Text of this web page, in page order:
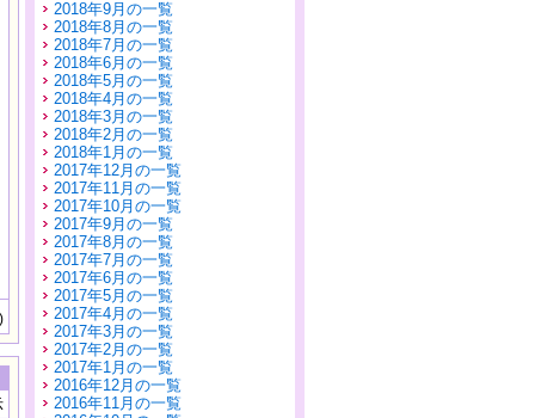
2018年9月の一覧
2018年8月の一覧
2018年7月の一覧
2018年6月の一覧
2018年5月の一覧
2018年4月の一覧
2018年3月の一覧
2018年2月の一覧
2018年1月の一覧
2017年12月の一覧
2017年11月の一覧
2017年10月の一覧
2017年9月の一覧
2017年8月の一覧
2017年7月の一覧
2017年6月の一覧
2017年5月の一覧
2017年4月の一覧
2017年3月の一覧
2017年2月の一覧
2017年1月の一覧
2016年12月の一覧
2016年11月の一覧